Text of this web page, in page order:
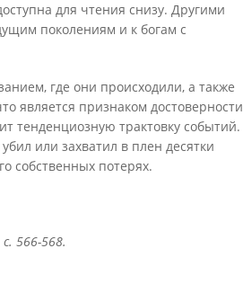
для чтения снизу. Другими
поколениям и к богам с
где они происходили, а также
является признаком достоверности
тенденциозную трактовку событий.
или захватил в плен десятки
собственных потерях.
. 566-568.